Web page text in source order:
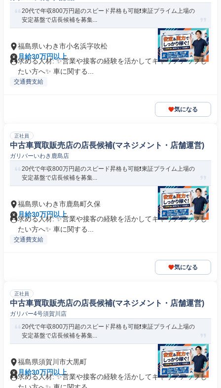
20代で年収800万円超のスピード昇格も可能❗️東証プライム上場の
安定基盤で店長候補を募集...
福島県いわき市小名浜字吹松
月給30万円以上
求める人材: ✨️営業や接客の経験を活かしてキャリアアップし
たい方へ✨️ 車に関する...
交通費支給
気になる
正社員
中古車買取販売店の店長候補(マネジメント・店舗運営)
ガリバーいわき鹿島店
20代で年収800万円超のスピード昇格も可能❗️東証プライム上場の
安定基盤で店長候補を募集...
福島県いわき市鹿島町久保
月給30万円以上
求める人材: ✨️営業や接客の経験を活かしてキャリアアップし
たい方へ✨️ 車に関する...
交通費支給
気になる
正社員
中古車買取販売店の店長候補(マネジメント・店舗運営)
ガリバー4号須賀川店
20代で年収800万円超のスピード昇格も可能❗️東証プライム上場の
安定基盤で店長候補を募集...
福島県須賀川市大黒町
月給30万円以上
求める人材: ✨️営業や接客の経験を活かしてキャリアアップし